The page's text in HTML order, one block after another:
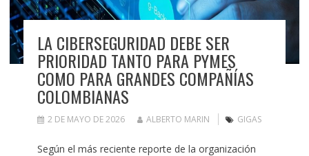
LA CIBERSEGURIDAD DEBE SER
PRIORIDAD TANTO PARA PYMES
COMO PARA GRANDES COMPAÑÍAS
COLOMBIANAS
2 DE MAYO DE 2026 ALBERTO MARIN GIGAS
Según el más reciente reporte de la organización